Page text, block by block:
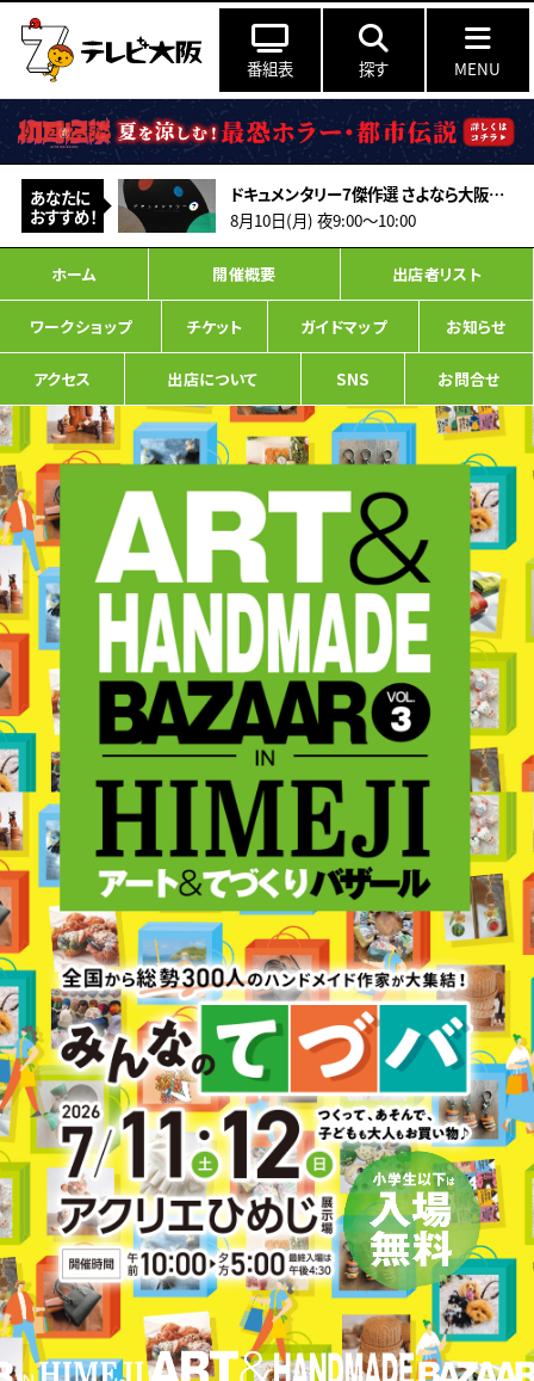
番組表 探す MENU
あなたに
おすすめ！
ドキュメンタリー7傑作選 さよなら大阪松竹座 ～俳優たちの別れと覚悟の舞台裏～
8月10日(月) 夜9:00～10:00
ホーム 開催概要 出店者リスト
ワークショップ チケット ガイドマップ お知らせ
アクセス 出店について SNS お問合せ